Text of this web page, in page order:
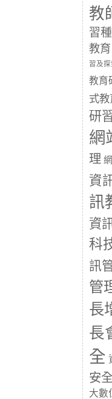
教
習
教育
習及探
教育
式
研
網
理
資
訊
資
科
訊
管
長
長
全
安
大數